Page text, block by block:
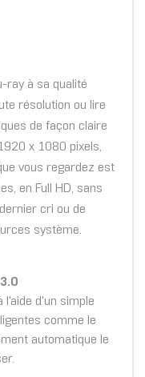
ray à sa qualité
résolution ou lire
de façon claire
x 1080 pixels,
vous regardez est
en Full HD, sans
cri ou de
système.
l'aide d'un simple
comme le
automatique le